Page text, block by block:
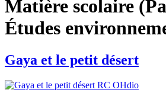
Matière scolaire
Études
Gaya et le petit désert